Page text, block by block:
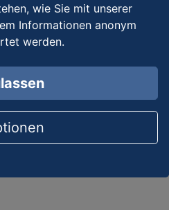
wie Sie mit unserer
Informationen anonym
werden.